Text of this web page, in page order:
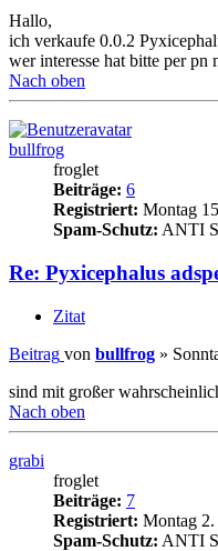
Hallo,
ich verkaufe 0.0.2
wer interesse hat bitte per pn
Nach oben
bullfrog
froglet
Beiträge: 6
Registriert: Montag
Spam-Schutz: ANTI
Re: Pyxicephalus
Zitat
Beitrag von bullfrog »
sind mit großer
Nach oben
grabi
froglet
Beiträge: 7
Registriert: Montag 2.
Spam-Schutz: ANTI